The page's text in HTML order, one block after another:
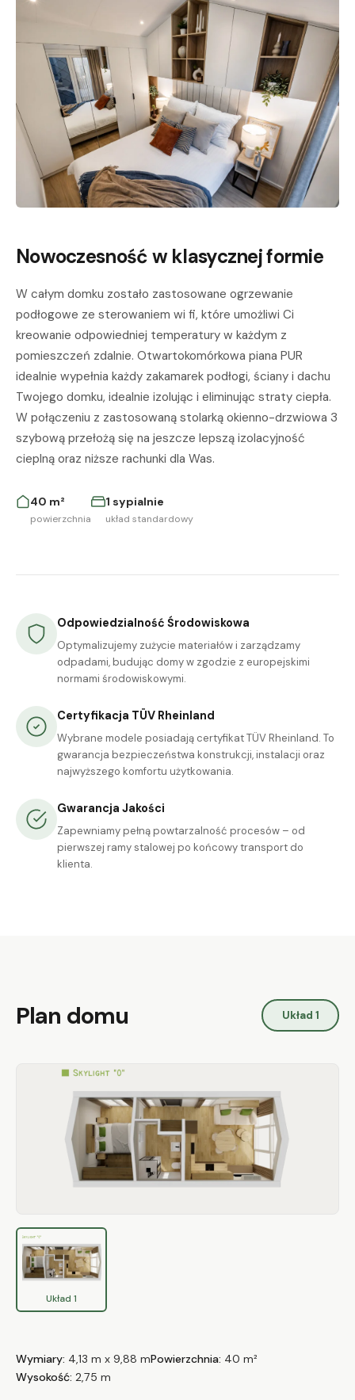
Nowoczesność w klasycznej formie
W całym domku zostało zastosowane ogrzewanie
podłogowe ze sterowaniem wi fi, które umożliwi Ci
kreowanie odpowiedniej temperatury w każdym z
pomieszczeń zdalnie. Otwartokomórkowa piana PUR
idealnie wypełnia każdy zakamarek podłogi, ściany i dachu
Twojego domku, idealnie izolując i eliminując straty ciepła.
W połączeniu z zastosowaną stolarką okienno-drzwiowa 3
szybową przełożą się na jeszcze lepszą izolacyjność
cieplną oraz niższe rachunki dla Was.
40 m²
powierzchnia
1 sypialnie
układ standardowy
Odpowiedzialność Środowiskowa
Optymalizujemy zużycie materiałów i zarządzamy
odpadami, budując domy w zgodzie z europejskimi
normami środowiskowymi.
Certyfikacja TÜV Rheinland
Wybrane modele posiadają certyfikat TÜV Rheinland. To
gwarancja bezpieczeństwa konstrukcji, instalacji oraz
najwyższego komfortu użytkowania.
Gwarancja Jakości
Zapewniamy pełną powtarzalność procesów – od
pierwszej ramy stalowej po końcowy transport do
klienta.
Plan domu Układ 1
Układ 1
Wymiary: 4,13 m x 9,88 mPowierzchnia: 40 m²
Wysokość: 2,75 m